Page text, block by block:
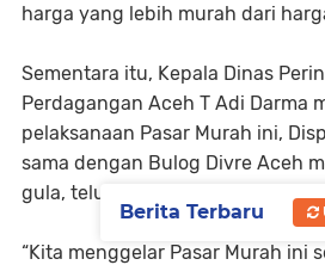
harga yang lebih murah dari
Sementara itu, Kepala Dinas
Perdagangan Aceh T Adi Darma
pelaksanaan Pasar Murah ini,
sama dengan Bulog Divre Aceh
gula, telur dan minyak goreng.
“Kita menggelar Pasar Murah ini
Berita Terbaru